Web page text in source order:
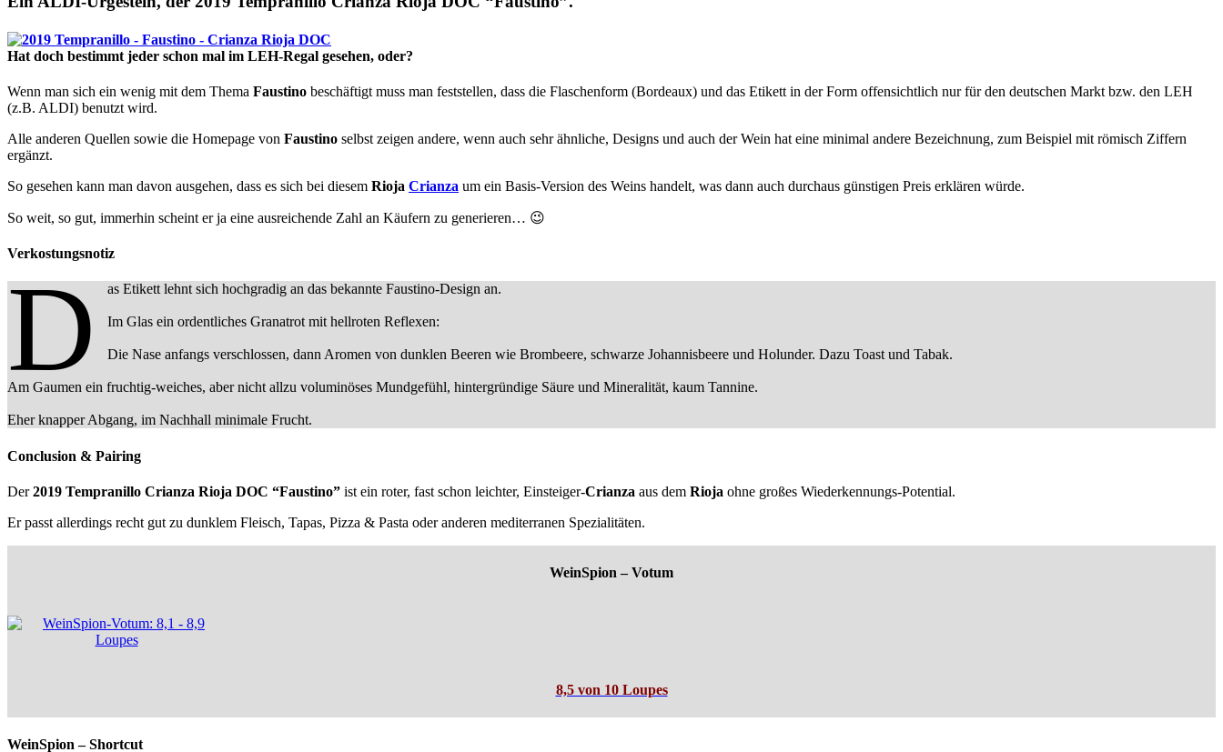
Hat doch bestimmt jeder schon mal im LEH-Regal gesehen, oder?
Wenn man sich ein wenig mit dem Thema Faustino beschäftigt muss man feststellen, dass die Flaschenform (Bordeaux) und das Etikett in der Form offensichtlich nur für den deutschen Markt bzw. den LEH
(z.B. ALDI) benutzt wird.
Alle anderen Quellen sowie die Homepage von Faustino selbst zeigen andere, wenn auch sehr ähnliche, Designs und auch der Wein hat eine minimal andere Bezeichnung, zum Beispiel mit römisch Ziffern
ergänzt.
So gesehen kann man davon ausgehen, dass es sich bei diesem Rioja Crianza um ein Basis-Version des Weins handelt, was dann auch durchaus günstigen Preis erklären würde.
So weit, so gut, immerhin scheint er ja eine ausreichende Zahl an Käufern zu generieren… 😉
Verkostungsnotiz
D as Etikett lehnt sich hochgradig an das bekannte Faustino-Design an.
Im Glas ein ordentliches Granatrot mit hellroten Reflexen:
Die Nase anfangs verschlossen, dann Aromen von dunklen Beeren wie Brombeere, schwarze Johannisbeere und Holunder. Dazu Toast und Tabak.
Am Gaumen ein fruchtig-weiches, aber nicht allzu voluminöses Mundgefühl, hintergründige Säure und Mineralität, kaum Tannine.
Eher knapper Abgang, im Nachhall minimale Frucht.
Conclusion & Pairing
Der2019 Tempranillo Crianza Rioja DOC “Faustino” ist ein roter, fast schon leichter, Einsteiger-Crianza aus dem Rioja ohne großes Wiederkennungs-Potential.
Er passt allerdings recht gut zu dunklem Fleisch, Tapas, Pizza & Pasta oder anderen mediterranen Spezialitäten.
WeinSpion – Votum
8,5 von 10 Loupes
WeinSpion – Shortcut